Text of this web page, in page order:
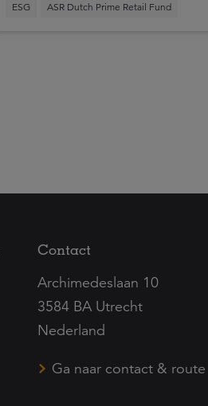
ESG ASR Dutch Prime Retail Fund
Contact
Archimedeslaan 10
3584 BA Utrecht
Nederland
Ga naar contact & route